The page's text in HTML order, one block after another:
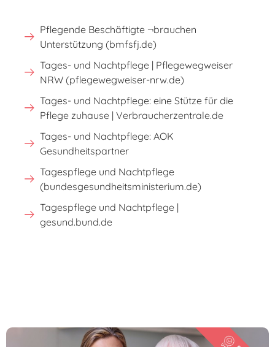
Pflegende Beschäftigte ¬brauchen
Unterstützung (bmfsfj.de)
Tages- und Nachtpflege | Pflegewegweiser
NRW (pflegewegweiser-nrw.de)
Tages- und Nachtpflege: eine Stütze für die
Pflege zuhause | Verbraucherzentrale.de
Tages- und Nachtpflege: AOK
Gesundheitspartner
Tagespflege und Nachtpflege
(bundesgesundheitsministerium.de)
Tagespflege und Nachtpflege |
gesund.bund.de